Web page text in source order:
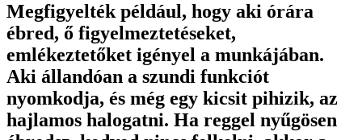
Megfigyelték például, hogy aki órára
ébred, ő figyelmeztetéseket,
emlékeztetőket igényel a munkájában.
Aki állandóan a szundi funkciót
nyomkodja, és még egy kicsit pihizik, az
hajlamos halogatni. Ha reggel nyűgösen